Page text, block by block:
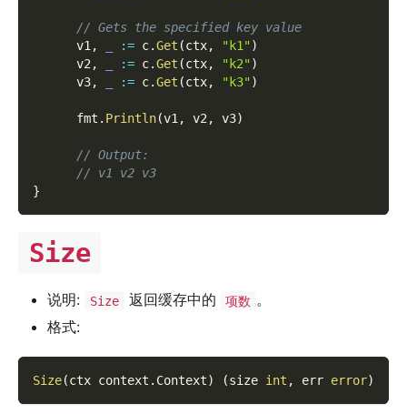
// Gets the specified key value
      v1
, := c.Get (ctx, "k1")
      v2
, := c.Get (ctx, "k2")
      v3
, := c.Get (ctx, "k3")
      fmt
. Println(v1, v2, v3)
// Output:
// v1 v2 v3
}
Size
说明: Size 返回缓存中的 项数 。
格式:
Size(ctx context . Context) (size int , err error)